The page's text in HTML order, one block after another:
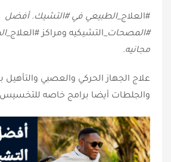
_الطبيعي في ‎#التشيك. أفضل
_التشيكيه ومراكز ‎#العلاج
مجانيه.
علاج الجهاز الحركي والعصبي والتأهيل
والجلطات أيضا برامج خاصه للتخسيس